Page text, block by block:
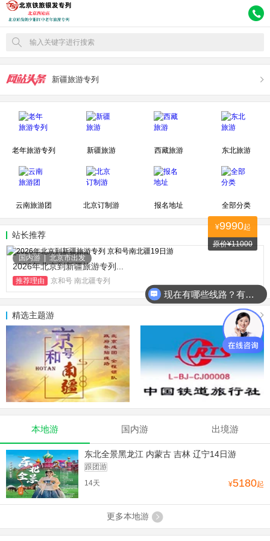
输入关键字进行搜索
新疆旅游专列
老年旅游专列 新疆旅游 西藏旅游 东北旅游
云南旅游团 北京订制游 报名地址 全部分类
站长推荐
国内游 北京市出发
96987人关注
¥9990起
原价¥11000
2026年北京到新疆旅游专列...
推荐理由 京和号 南北疆专列
精选主题游 更多
本地游 国内游 出境游
东北全景黑龙江 内蒙古 吉林 辽宁14日游
跟团游
14天
¥5180起
更多本地游
现在有哪些线路？有详细行程吗？